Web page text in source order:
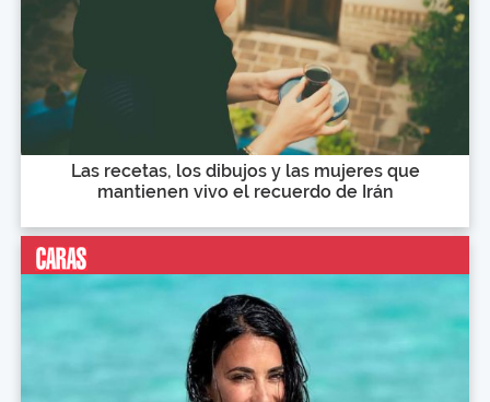
Las recetas, los dibujos y las mujeres que
mantienen vivo el recuerdo de Irán